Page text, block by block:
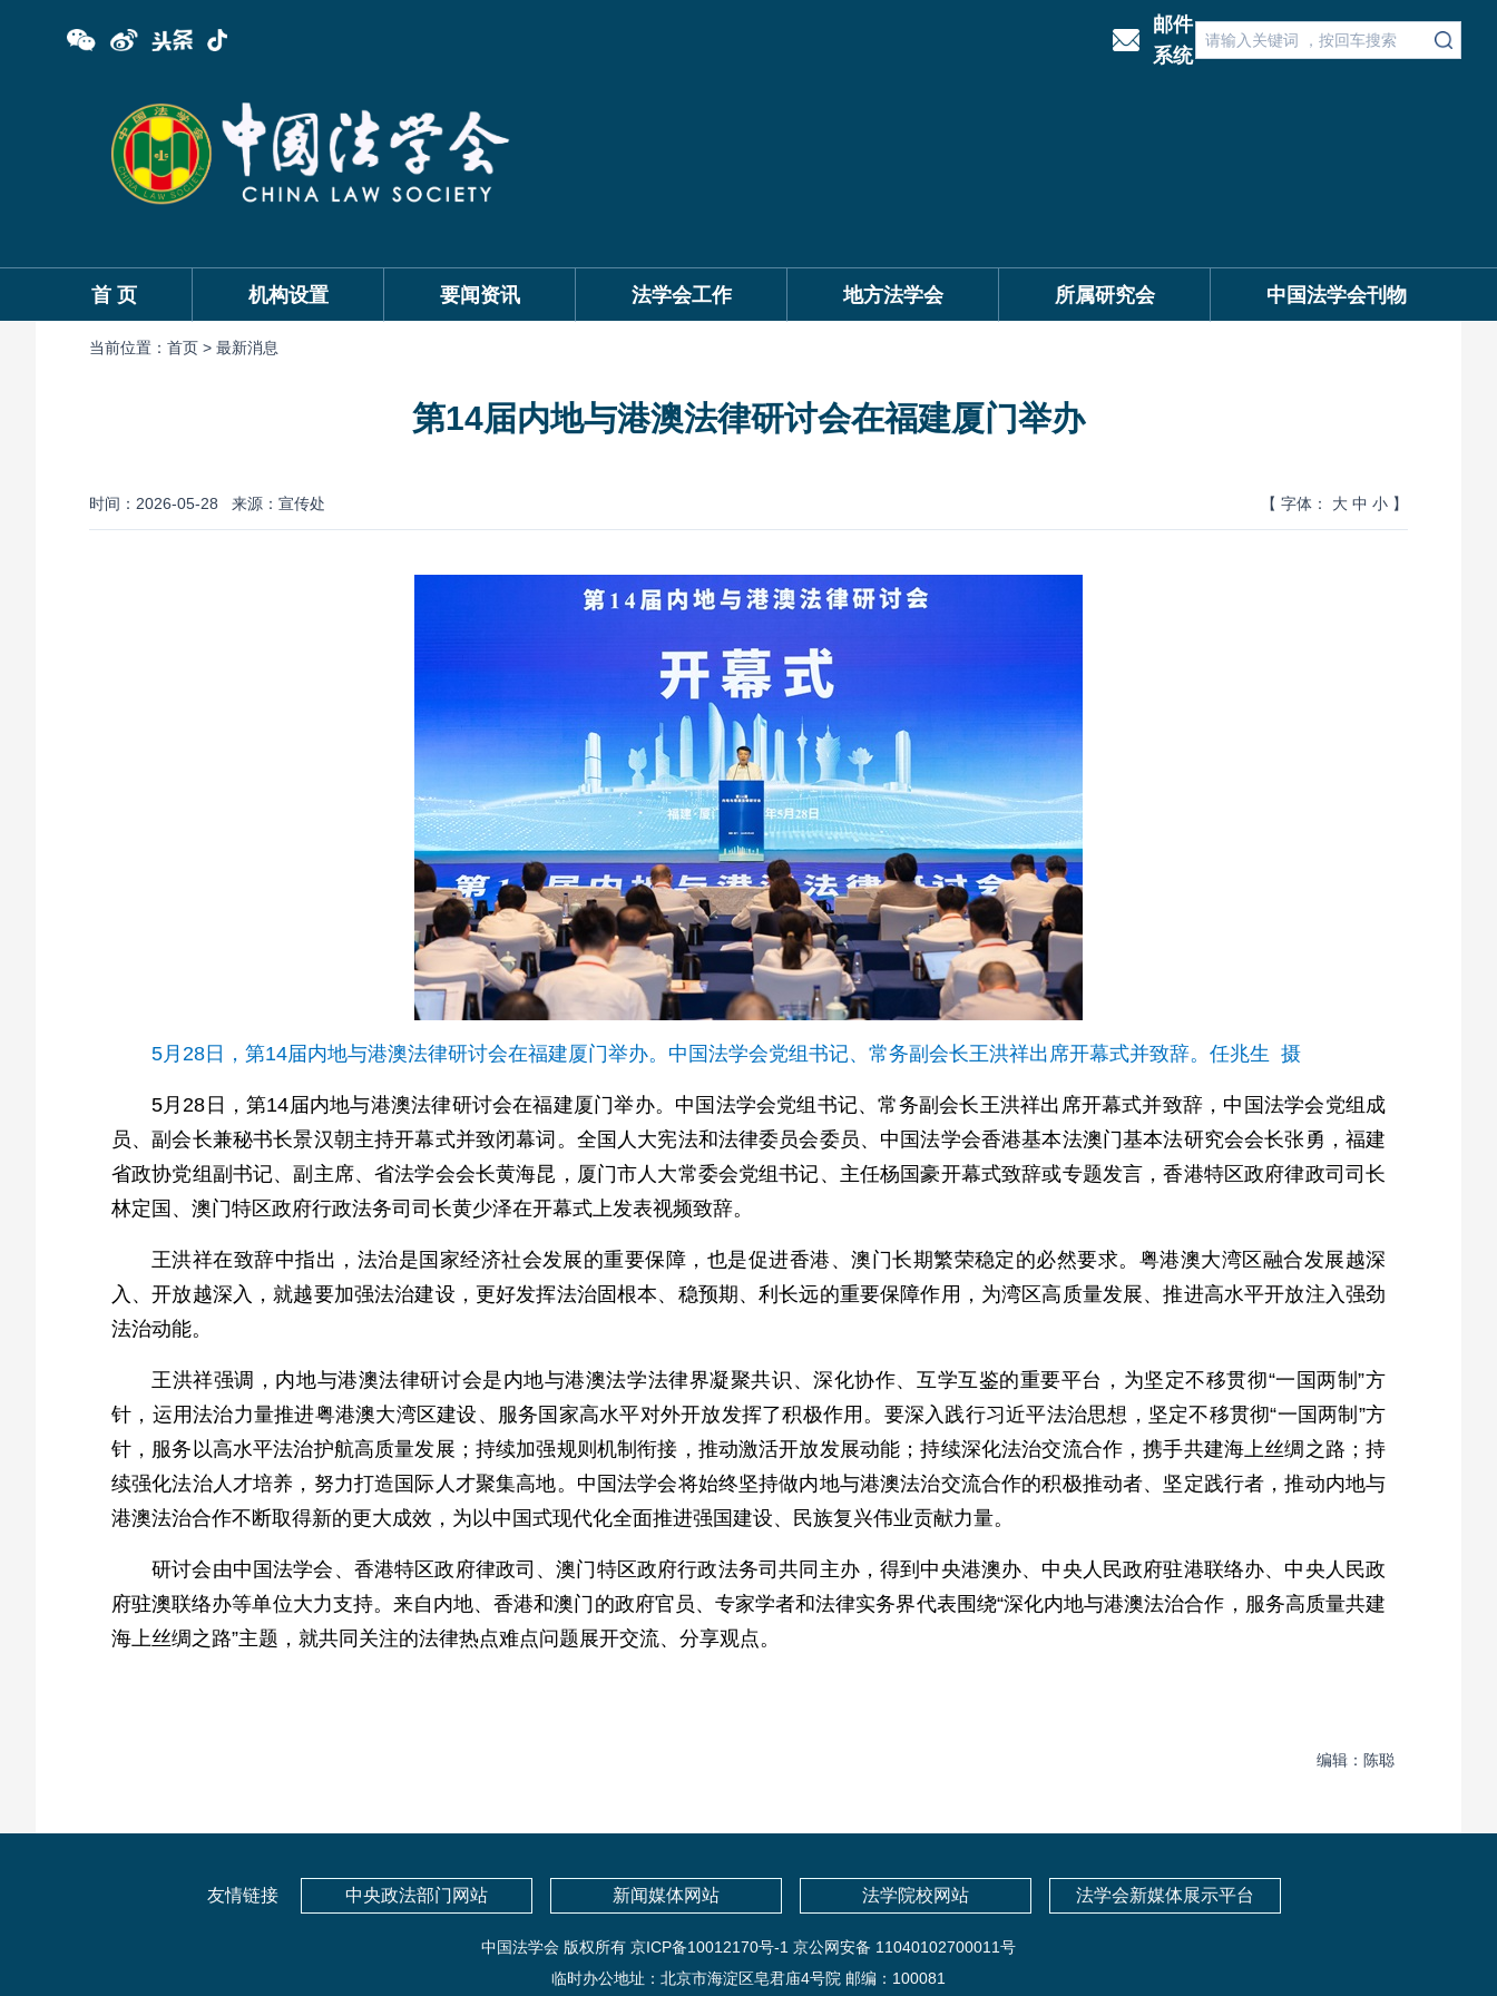
邮件
系统
首 页 机构设置 要闻资讯 法学会工作 地方法学会 所属研究会 中国法学会刊物
当前位置： 首页 > 最新消息
第14届内地与港澳法律研讨会在福建厦门举办
时间：2026-05-28 来源：宣传处 【 字体： 大 中 小 】
5月28日，第14届内地与港澳法律研讨会在福建厦门举办。中国法学会党组书记、常务副会长王洪祥出席开幕式并致辞。任兆生 摄
5月28日，第14届内地与港澳法律研讨会在福建厦门举办。中国法学会党组书记、常务副会长王洪祥出席开幕式并致辞，中国法学会党组成
员、副会长兼秘书长景汉朝主持开幕式并致闭幕词。全国人大宪法和法律委员会委员、中国法学会香港基本法澳门基本法研究会会长张勇，福建
省政协党组副书记、副主席、省法学会会长黄海昆，厦门市人大常委会党组书记、主任杨国豪开幕式致辞或专题发言，香港特区政府律政司司长
林定国、澳门特区政府行政法务司司长黄少泽在开幕式上发表视频致辞。
王洪祥在致辞中指出，法治是国家经济社会发展的重要保障，也是促进香港、澳门长期繁荣稳定的必然要求。粤港澳大湾区融合发展越深
入、开放越深入，就越要加强法治建设，更好发挥法治固根本、稳预期、利长远的重要保障作用，为湾区高质量发展、推进高水平开放注入强劲
法治动能。
王洪祥强调，内地与港澳法律研讨会是内地与港澳法学法律界凝聚共识、深化协作、互学互鉴的重要平台，为坚定不移贯彻“一国两制”方
针，运用法治力量推进粤港澳大湾区建设、服务国家高水平对外开放发挥了积极作用。要深入践行习近平法治思想，坚定不移贯彻“一国两制”方
针，服务以高水平法治护航高质量发展；持续加强规则机制衔接，推动激活开放发展动能；持续深化法治交流合作，携手共建海上丝绸之路；持
续强化法治人才培养，努力打造国际人才聚集高地。中国法学会将始终坚持做内地与港澳法治交流合作的积极推动者、坚定践行者，推动内地与
港澳法治合作不断取得新的更大成效，为以中国式现代化全面推进强国建设、民族复兴伟业贡献力量。
研讨会由中国法学会、香港特区政府律政司、澳门特区政府行政法务司共同主办，得到中央港澳办、中央人民政府驻港联络办、中央人民政
府驻澳联络办等单位大力支持。来自内地、香港和澳门的政府官员、专家学者和法律实务界代表围绕“深化内地与港澳法治合作，服务高质量共建
海上丝绸之路”主题，就共同关注的法律热点难点问题展开交流、分享观点。
编辑：陈聪
友情链接 中央政法部门网站 新闻媒体网站 法学院校网站 法学会新媒体展示平台
中国法学会 版权所有 京ICP备10012170号-1 京公网安备 11040102700011号
临时办公地址：北京市海淀区皂君庙4号院 邮编：100081